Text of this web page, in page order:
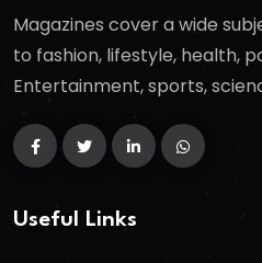
Magazines cover a wide
to fashion, lifestyle, health,
Entertainment, sports,
Useful Links